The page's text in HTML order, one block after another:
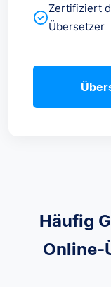
Zertifiziert
Übersetzer
Häufig
Online-